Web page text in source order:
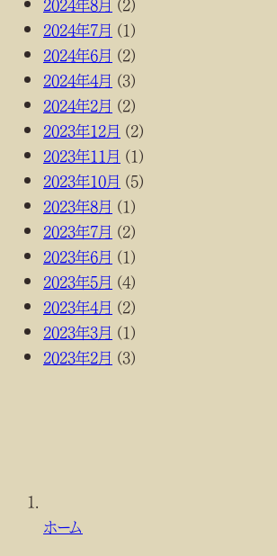
2024年7月 (1)
2024年6月 (2)
2024年4月 (3)
2024年2月 (2)
2023年12月 (2)
2023年11月 (1)
2023年10月 (5)
2023年8月 (1)
2023年7月 (2)
2023年6月 (1)
2023年5月 (4)
2023年4月 (2)
2023年3月 (1)
2023年2月 (3)
ホーム